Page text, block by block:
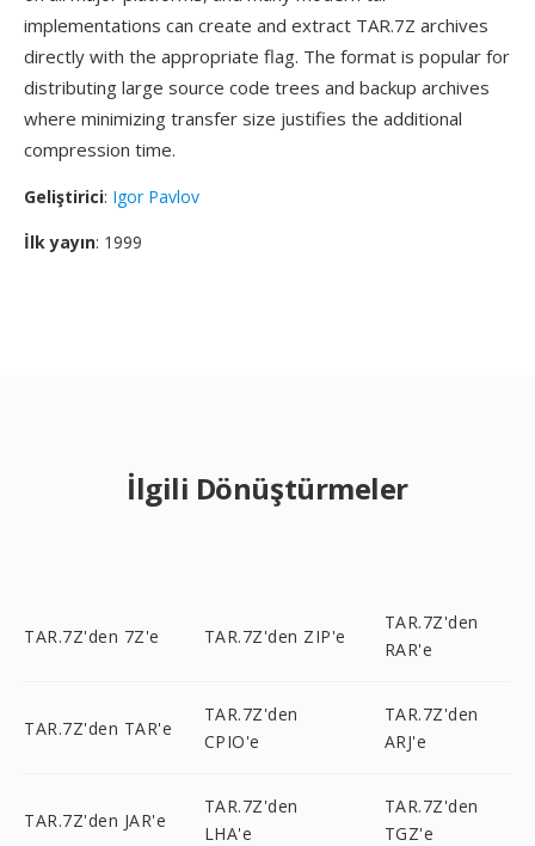
implementations can create and extract TAR.7Z archives
directly with the appropriate flag. The format is popular for
distributing large source code trees and backup archives
where minimizing transfer size justifies the additional
compression time.
Geliştirici: Igor Pavlov
İlk yayın: 1999
İlgili Dönüştürmeler
TAR.7Z'den 7Z'e TAR.7Z'den ZIP'e
TAR.7Z'den
RAR'e
TAR.7Z'den TAR'e
TAR.7Z'den
CPIO'e
TAR.7Z'den
ARJ'e
TAR.7Z'den JAR'e
TAR.7Z'den
LHA'e
TAR.7Z'den
TGZ'e